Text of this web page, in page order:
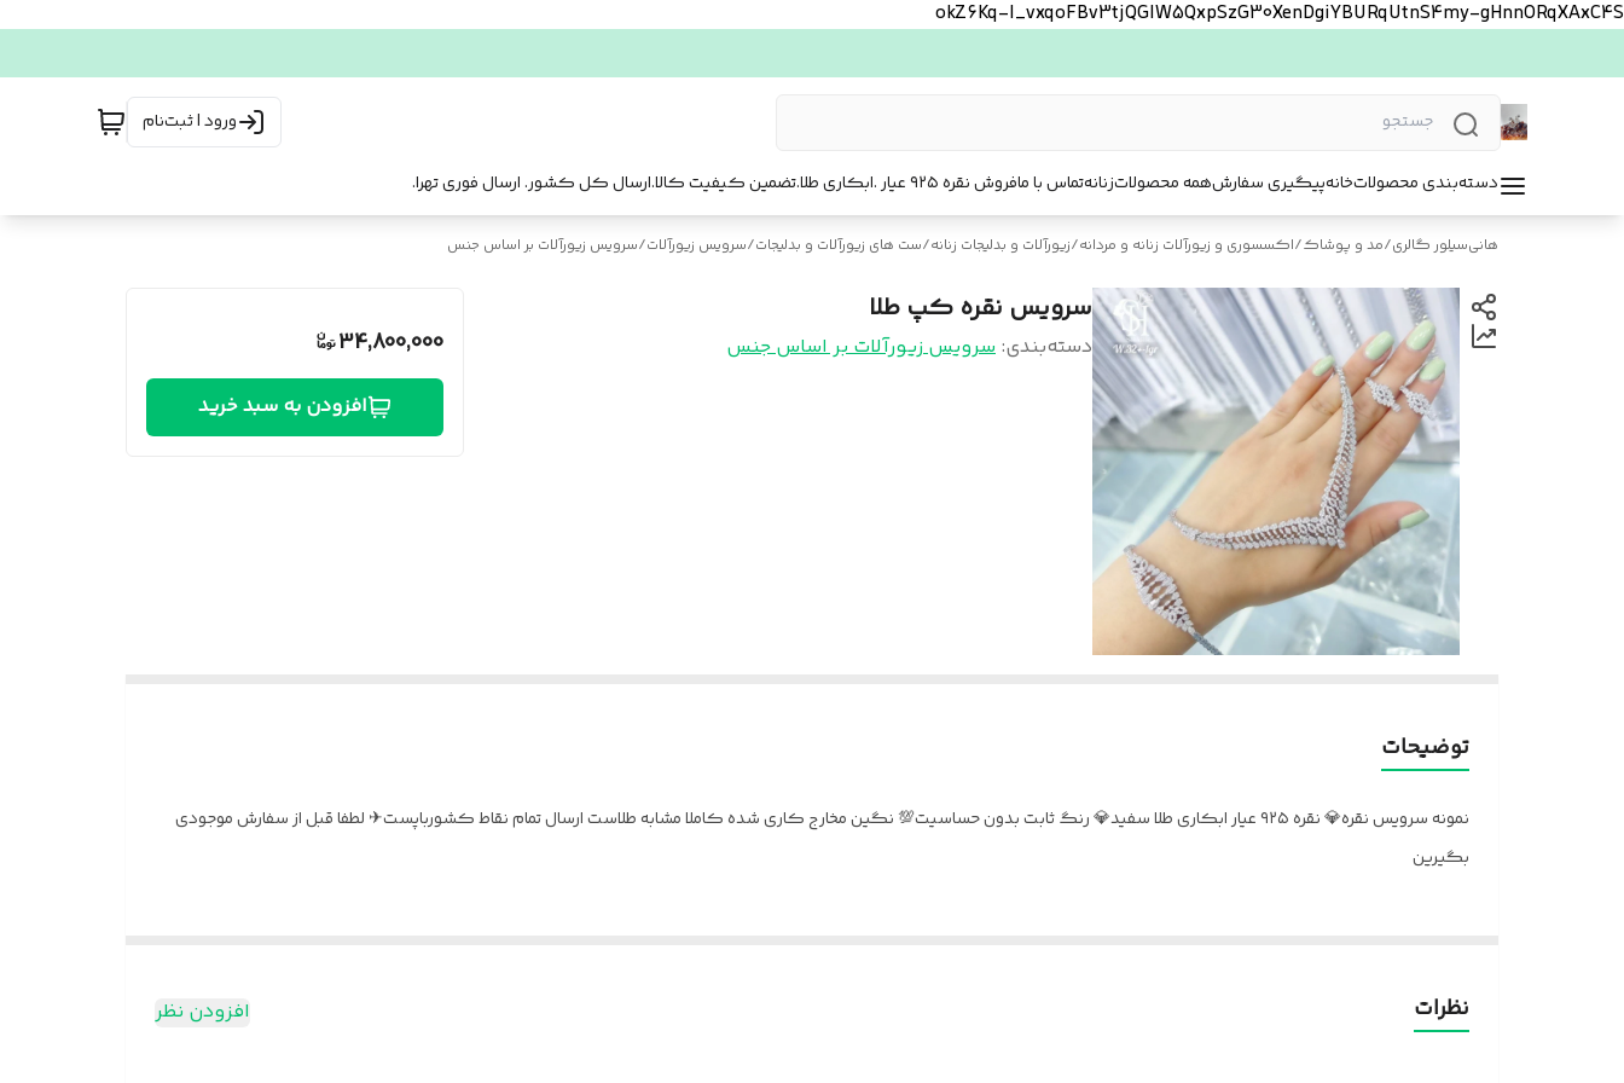
okZ6Kq-l_vxqoFBv3tjQGlW5QxpSzG30XenDgiYBURqUtnS4my-gHnnORqXAxC4S
ورود | ثبت‌نام
دسته‌بندی محصولاتخانهپیگیری سفارشهمه محصولاتزنانهتماس با مافروش نقره ۹۲۵ عیار .ابکاری طلا.تضمین کیفیت کالا.ارسال کل کشور. ارسال فوری تهرا.
هانی‌سیلور گالری/مد و پوشاک/اکسسوری و زیورآلات زنانه و مردانه/زیورآلات و بدلیجات زنانه/ست‌ های زیورآلات و بدلیجات/سرویس زیورآلات/سرویس زیورآلات بر اساس جنس
سرویس نقره کپ طلا
دسته‌بندی: سرویس زیورآلات بر اساس جنس 34,800,000
افزودن به سبد خرید
توضیحات
نمونه سرویس نقره💎 نقره ۹۲۵ عیار ابکاری طلا سفید💎 رنگ ثابت بدون حساسیت💯 نگین مخارج کاری شده کاملا مشابه طلاست ارسال تمام نقاط کشورباپست✈ لطفا قبل از سفارش موجودی
بگیرین
نظرات افزودن نظر